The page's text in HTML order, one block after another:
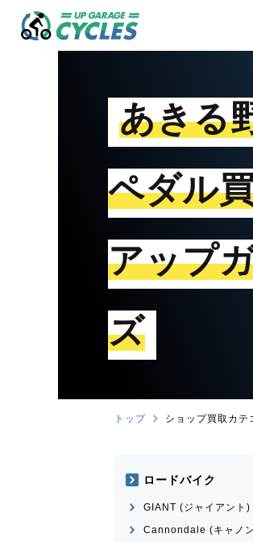
あきる
ペダル
アップ
ズ
トップ ショップ買取カテ
ロードバイク
GIANT (ジャイアント)
Cannondale (キャノ